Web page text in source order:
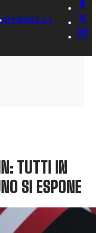
FORMULA 1
TUTTI IN
SI ESPONE